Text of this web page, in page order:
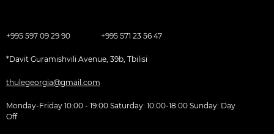
+995 597 09 29 90 +995 571 23 56 47
*Davit Guramishvili Avenue, 39b, Tbilisi
thulegeorgia@gmail.com
Monday-Friday 10:00 - 19:00 Saturday: 10:00-18:00 Sunday: Day
Off